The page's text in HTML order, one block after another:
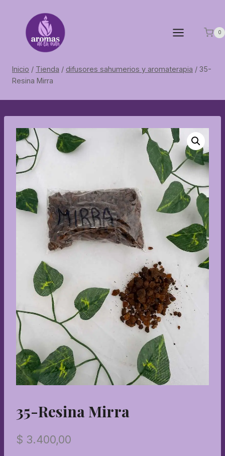
contenido
0
Inicio / Tienda / difusores sahumerios y aromaterapia / 35-
Resina Mirra
35-Resina Mirra
$ 3.400,00